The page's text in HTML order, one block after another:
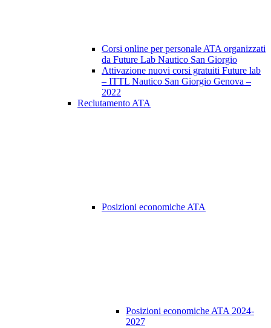
Corsi online per personale ATA organizzati
da Future Lab Nautico San Giorgio
Attivazione nuovi corsi gratuiti Future lab
– ITTL Nautico San Giorgio Genova –
2022
Reclutamento ATA
Posizioni economiche ATA
Posizioni economiche ATA 2024-
2027